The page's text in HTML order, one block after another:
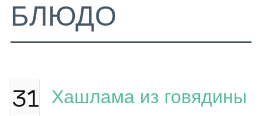
БЛЮДО
31 Хашлама из говядины